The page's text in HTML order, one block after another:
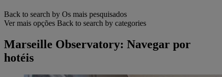
Back to search by Os mais pesquisados
Ver mais opções Back to search by categories
Marseille Observatory: Navegar por
hotéis